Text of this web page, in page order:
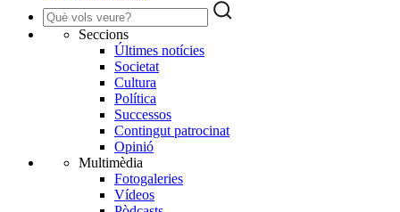
Seccions
Últimes notícies
Societat
Cultura
Política
Successos
Contingut patrocinat
Opinió
Multimèdia
Fotogaleries
Vídeos